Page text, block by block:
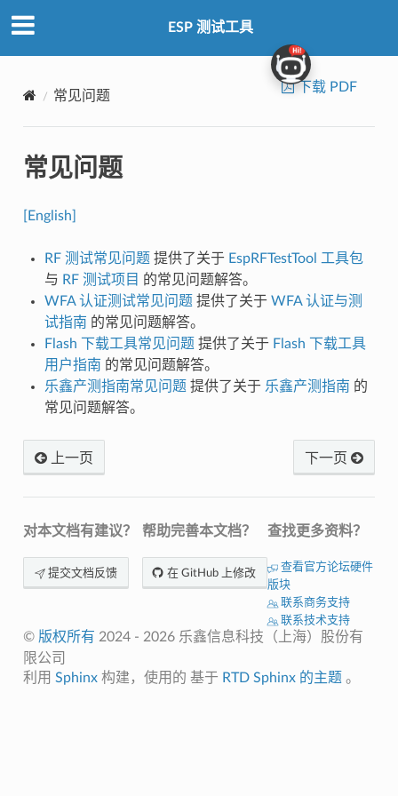
ESP 测试工具
常见问题
下载 PDF
常见问题
[English]
RF 测试常见问题 提供了关于 EspRFTestTool 工具包
与 RF 测试项目 的常见问题解答。
WFA 认证测试常见问题 提供了关于 WFA 认证与测
试指南 的常见问题解答。
Flash 下载工具常见问题 提供了关于 Flash 下载工具
用户指南 的常见问题解答。
乐鑫产测指南常见问题 提供了关于 乐鑫产测指南 的
常见问题解答。
下一页
上一页
对本文档有建议？
提交文档反馈
帮助完善本文档？
在 GitHub 上修改
查找更多资料？
查看官方论坛硬件
版块
联系商务支持
联系技术支持
© 版权所有 2024 - 2026 乐鑫信息科技（上海）股份有
限公司
利用 Sphinx构建，使用的 基于 RTD Sphinx 的主题 。